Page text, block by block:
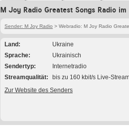
M Joy Radio Greatest Songs Radio
Sender: M Joy Radio > Webradio: M Joy Radio
Land
Ukraine
Sprache
Ukrainisch
Sendertyp
Internetradio
Streamqualität
bis zu 160 kbit/s Live-
Zur Website des Senders